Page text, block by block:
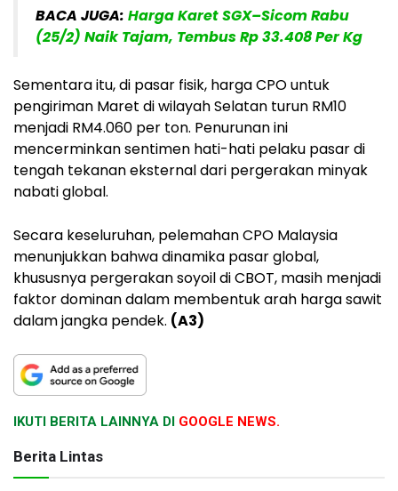
BACA JUGA: Harga Karet SGX–Sicom Rabu
(25/2) Naik Tajam, Tembus Rp 33.408 Per Kg
Sementara itu, di pasar fisik, harga CPO untuk
pengiriman Maret di wilayah Selatan turun RM10
menjadi RM4.060 per ton. Penurunan ini
mencerminkan sentimen hati-hati pelaku pasar di
tengah tekanan eksternal dari pergerakan minyak
nabati global.
Secara keseluruhan, pelemahan CPO Malaysia
menunjukkan bahwa dinamika pasar global,
khususnya pergerakan soyoil di CBOT, masih menjadi
faktor dominan dalam membentuk arah harga sawit
dalam jangka pendek. (A3)
IKUTI BERITA LAINNYA DI GOOGLE NEWS.
Berita Lintas